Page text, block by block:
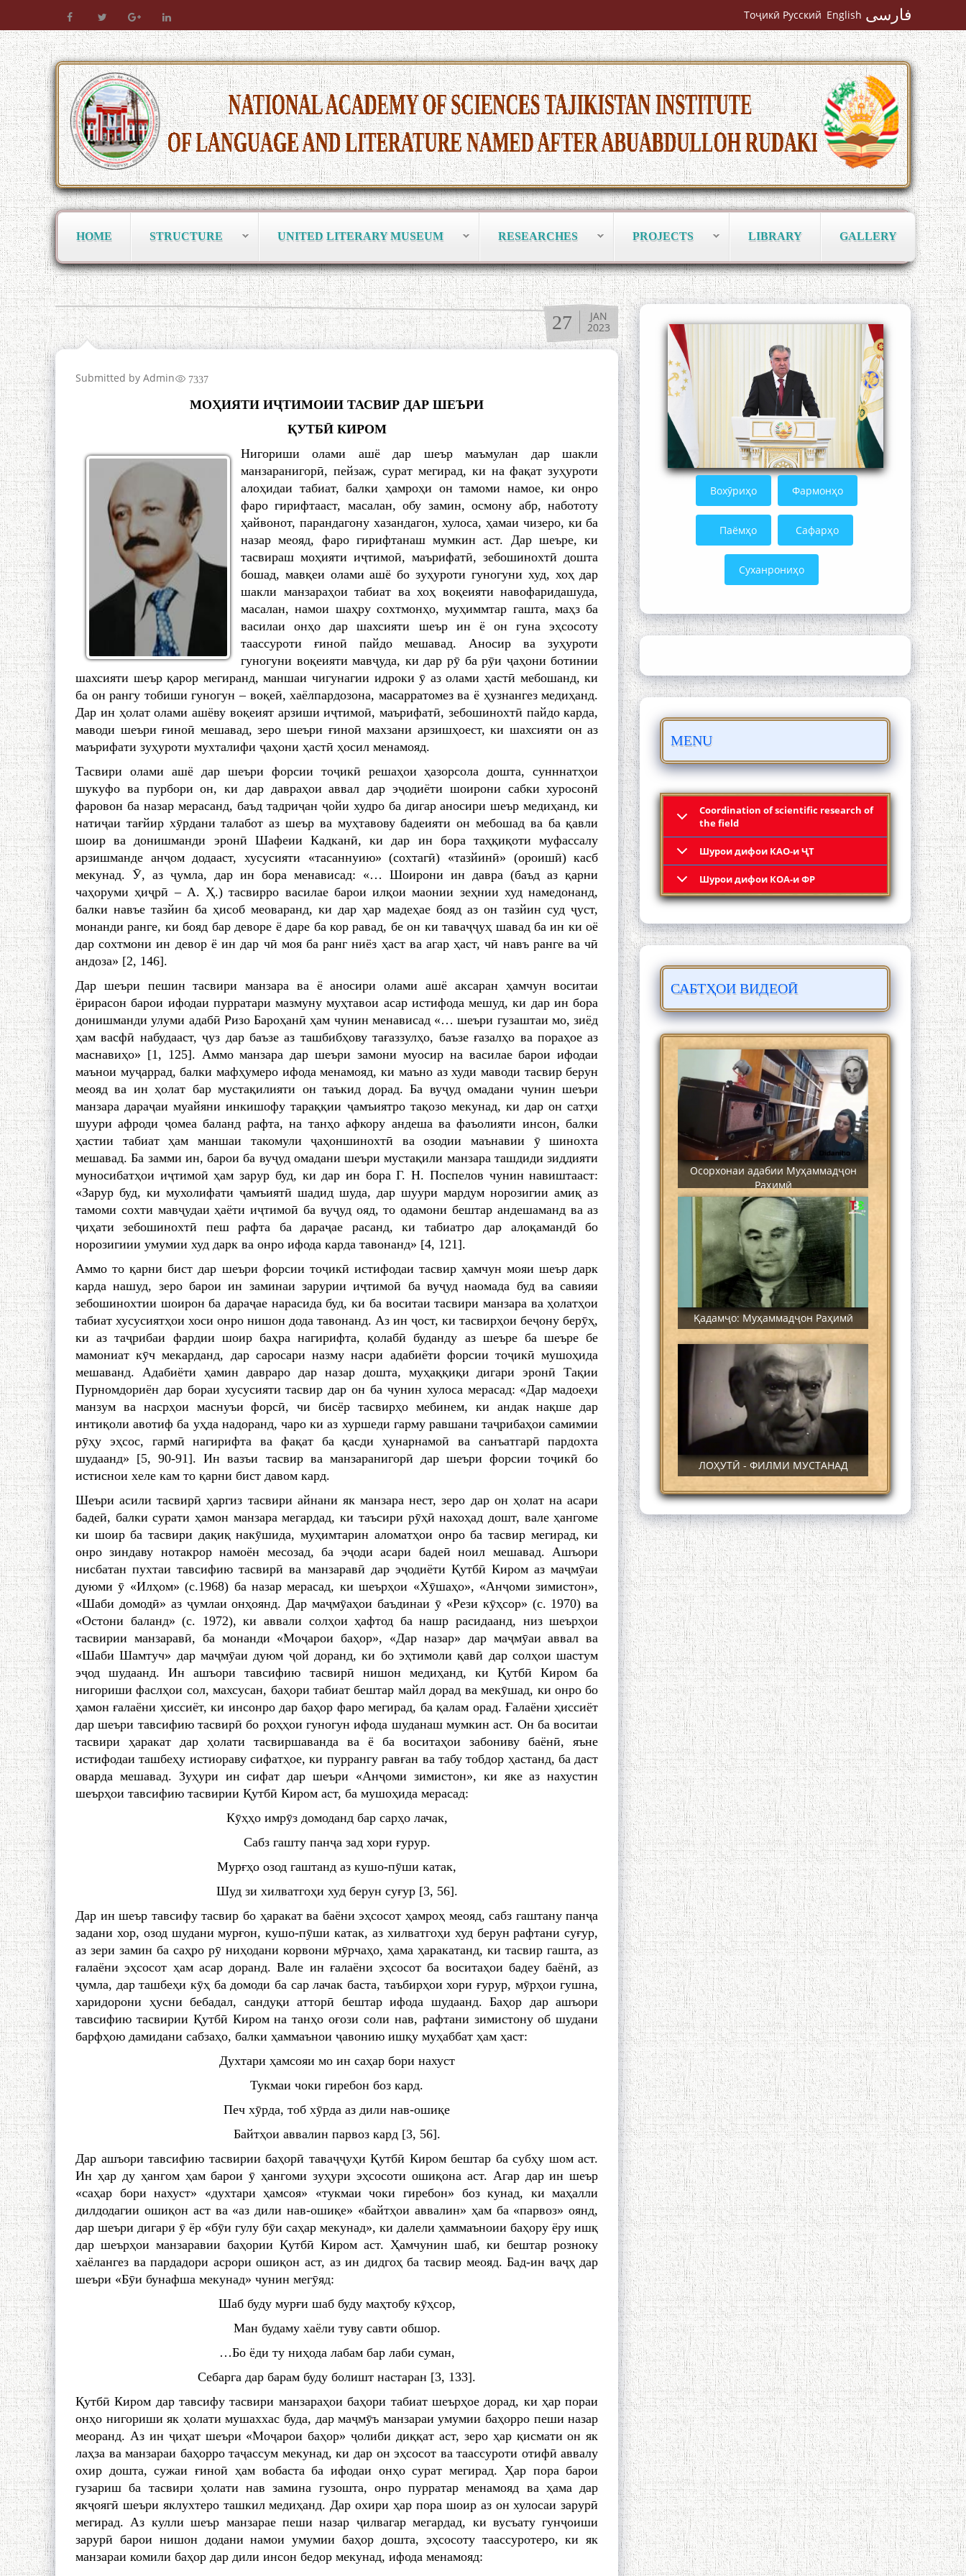
Тоҷикӣ Русский English فارسی
HOME STRUCTURE UNITED LITERARY MUSEUM RESEARCHES PROJECTS LIBRARY GALLERY
27
JAN
2023
Submitted by Admin 7337
МОҲИЯТИ ИҶТИМОИИ ТАСВИР ДАР ШЕЪРИ
ҚУТБӢ КИРОМ
Нигориши олами ашё дар шеър маъмулан дар шакли
манзаранигорӣ, пейзаж, сурат мегирад, ки на фақат зуҳуроти
алоҳидаи табиат, балки ҳамроҳи он тамоми намое, ки онро
фаро гирифтааст, масалан, обу замин, осмону абр, набототу
ҳайвонот, парандагону хазандагон, хулоса, ҳамаи чизеро, ки ба
назар меояд, фаро гирифтанаш мумкин аст. Дар шеъре, ки
тасвираш моҳияти иҷтимоӣ, маърифатӣ, зебошинохтӣ дошта
бошад, мавқеи олами ашё бо зуҳуроти гуногуни худ, хоҳ дар
шакли манзараҳои табиат ва хоҳ воқеияти навофаридашуда,
масалан, намои шаҳру сохтмонҳо, муҳиммтар гашта, маҳз ба
василаи онҳо дар шахсияти шеър ин ё он гуна эҳсосоту
таассуроти ғиноӣ пайдо мешавад. Аносир ва зуҳуроти
гуногуни воқеияти мавҷуда, ки дар рӯ ба рӯи ҷаҳони ботинии
шахсияти шеър қарор мегиранд, маншаи чигунагии идроки ӯ аз олами ҳастӣ мебошанд, ки
ба он рангу тобиши гуногун – воқеӣ, хаёлпардозона, масарратомез ва ё ҳузнангез медиҳанд.
Дар ин ҳолат олами ашёву воқеият арзиши иҷтимоӣ, маърифатӣ, зебошинохтӣ пайдо карда,
маводи шеъри ғиноӣ мешавад, зеро шеъри ғиноӣ махзани арзишҳоест, ки шахсияти он аз
маърифати зуҳуроти мухталифи ҷаҳони ҳастӣ ҳосил менамояд.
Тасвири олами ашё дар шеъри форсии тоҷикӣ решаҳои ҳазорсола дошта, сунннатҳои
шукуфо ва пурбори он, ки дар давраҳои аввал дар эҷодиёти шоирони сабки хуросонӣ
фаровон ба назар мерасанд, баъд тадриҷан ҷойи худро ба дигар аносири шеър медиҳанд, ки
натиҷаи тағйир хӯрдани талабот аз шеър ва муҳтавову бадеияти он мебошад ва ба қавли
шоир ва донишманди эронӣ Шафеии Кадканӣ, ки дар ин бора таҳқиқоти муфассалу
арзишманде анҷом додааст, хусусияти «тасаннуию» (сохтагӣ) «тазйинӣ» (ороишӣ) касб
мекунад. Ӯ, аз ҷумла, дар ин бора менависад: «… Шоирони ин давра (баъд аз қарни
чаҳоруми ҳиҷрӣ – А. Ҳ.) тасвирро василае барои илқои маонии зеҳнии худ намедонанд,
балки навъе тазйин ба ҳисоб меоваранд, ки дар ҳар мадеҳае бояд аз он тазйин суд ҷуст,
монанди ранге, ки бояд бар деворе ё даре ба кор равад, бе он ки таваҷҷуҳ шавад ба ин ки оё
дар сохтмони ин девор ё ин дар чӣ моя ба ранг ниёз ҳаст ва агар ҳаст, чӣ навъ ранге ва чӣ
андоза» [2, 146].
Дар шеъри пешин тасвири манзара ва ё аносири олами ашё аксаран ҳамчун воситаи
ёрирасон барои ифодаи пурратари мазмуну муҳтавои асар истифода мешуд, ки дар ин бора
донишманди улуми адабӣ Ризо Бароҳанӣ ҳам чунин менависад «… шеъри гузаштаи мо, зиёд
ҳам васфӣ набудааст, ҷуз дар баъзе аз ташбибҳову тағаззулҳо, баъзе ғазалҳо ва пораҳое аз
маснавиҳо» [1, 125]. Аммо манзара дар шеъри замони муосир на василае барои ифодаи
маънои муҷаррад, балки мафҳумеро ифода менамояд, ки маъно аз худи маводи тасвир берун
меояд ва ин ҳолат бар мустақилияти он таъкид дорад. Ба вуҷуд омадани чунин шеъри
манзара дараҷаи муайяни инкишофу тараққии ҷамъиятро тақозо мекунад, ки дар он сатҳи
шуури афроди ҷомеа баланд рафта, на танҳо афкору андеша ва фаъолияти инсон, балки
ҳастии табиат ҳам маншаи такомули ҷаҳоншинохтӣ ва озодии маънавии ӯ шинохта
мешавад. Ба замми ин, барои ба вуҷуд омадани шеъри мустақили манзара ташдиди зиддияти
муносибатҳои иҷтимоӣ ҳам зарур буд, ки дар ин бора Г. Н. Поспелов чунин навиштааст:
«Зарур буд, ки мухолифати ҷамъиятӣ шадид шуда, дар шуури мардум норозигии амиқ аз
тамоми сохти мавҷудаи ҳаёти иҷтимоӣ ба вуҷуд ояд, то одамони бештар андешаманд ва аз
ҷиҳати зебошинохтӣ пеш рафта ба дараҷае расанд, ки табиатро дар алоқамандӣ бо
норозигиии умумии худ дарк ва онро ифода карда тавонанд» [4, 121].
Аммо то қарни бист дар шеъри форсии тоҷикӣ истифодаи тасвир ҳамчун мояи шеър дарк
карда нашуд, зеро барои ин заминаи зарурии иҷтимоӣ ба вуҷуд наомада буд ва савияи
зебошинохтии шоирон ба дараҷае нарасида буд, ки ба воситаи тасвири манзара ва ҳолатҳои
табиат хусусиятҳои хоси онро нишон дода тавонанд. Аз ин ҷост, ки тасвирҳои беҷону берӯҳ,
ки аз таҷрибаи фардии шоир баҳра нагирифта, қолабӣ буданду аз шеъре ба шеъре бе
мамониат кӯч мекарданд, дар саросари назму насри адабиёти форсии тоҷикӣ мушоҳида
мешаванд. Адабиёти ҳамин давраро дар назар дошта, муҳаққиқи дигари эронӣ Тақии
Пурномдориён дар бораи хусусияти тасвир дар он ба чунин хулоса мерасад: «Дар мадоеҳи
манзум ва насрҳои маснуъи форсӣ, чи бисёр тасвирҳо мебинем, ки андак нақше дар
интиқоли авотиф ба уҳда надоранд, чаро ки аз хуршеди гарму равшани таҷрибаҳои самимии
рӯҳу эҳсос, гармӣ нагирифта ва фақат ба қасди ҳунарнамоӣ ва санъатгарӣ пардохта
шудаанд» [5, 90-91]. Ин вазъи тасвир ва манзаранигорӣ дар шеъри форсии тоҷикӣ бо
истиснои хеле кам то қарни бист давом кард.
Шеъри асили тасвирӣ ҳаргиз тасвири айнани як манзара нест, зеро дар он ҳолат на асари
бадеӣ, балки сурати ҳамон манзара мегардад, ки таъсири рӯҳӣ нахоҳад дошт, вале ҳангоме
ки шоир ба тасвири дақиқ накӯшида, муҳимтарин аломатҳои онро ба тасвир мегирад, ки
онро зиндаву нотакрор намоён месозад, ба эҷоди асари бадеӣ ноил мешавад. Ашъори
нисбатан пухтаи тавсифию тасвирӣ ва манзаравӣ дар эҷодиёти Қутбӣ Киром аз маҷмӯаи
дуюми ӯ «Илҳом» (с.1968) ба назар мерасад, ки шеърҳои «Хӯшаҳо», «Анҷоми зимистон»,
«Шаби домодӣ» аз ҷумлаи онҳоянд. Дар маҷмӯаҳои баъдинаи ӯ «Рези кӯҳсор» (с. 1970) ва
«Остони баланд» (с. 1972), ки аввали солҳои ҳафтод ба нашр расидаанд, низ шеърҳои
тасвирии манзаравӣ, ба монанди «Моҷарои баҳор», «Дар назар» дар маҷмӯаи аввал ва
«Шаби Шамтуч» дар маҷмӯаи дуюм ҷой доранд, ки бо эҳтимоли қавӣ дар солҳои шастум
эҷод шудаанд. Ин ашъори тавсифию тасвирӣ нишон медиҳанд, ки Қутбӣ Киром ба
нигориши фаслҳои сол, махсусан, баҳори табиат бештар майл дорад ва мекӯшад, ки онро бо
ҳамон ғалаёни ҳиссиёт, ки инсонро дар баҳор фаро мегирад, ба қалам орад. Ғалаёни ҳиссиёт
дар шеъри тавсифию тасвирӣ бо роҳҳои гуногун ифода шуданаш мумкин аст. Он ба воситаи
тасвири ҳаракат дар ҳолати тасвиршаванда ва ё ба воситаҳои забониву баёнӣ, яъне
истифодаи ташбеҳу истиораву сифатҳое, ки пуррангу равған ва табу тобдор ҳастанд, ба даст
оварда мешавад. Зуҳури ин сифат дар шеъри «Анҷоми зимистон», ки яке аз нахустин
шеърҳои тавсифию тасвирии Қутбӣ Киром аст, ба мушоҳида мерасад:
Кӯҳҳо имрӯз домоданд бар сарҳо лачак,
Сабз гашту панҷа зад хори ғурур.
Мурғҳо озод гаштанд аз кушо-пӯши катак,
Шуд зи хилватгоҳи худ берун суғур [3, 56].
Дар ин шеър тавсифу тасвир бо ҳаракат ва баёни эҳсосот ҳамроҳ меояд, сабз гаштану панҷа
задани хор, озод шудани мурғон, кушо-пӯши катак, аз хилватгоҳи худ берун рафтани суғур,
аз зери замин ба саҳро рӯ ниҳодани корвони мӯрчаҳо, ҳама ҳаракатанд, ки тасвир гашта, аз
ғалаёни эҳсосот ҳам асар доранд. Вале ин ғалаёни эҳсосот ба воситаҳои бадеу баёнӣ, аз
ҷумла, дар ташбеҳи кӯҳ ба домоди ба сар лачак баста, таъбирҳои хори ғурур, мӯрҳои гушна,
харидорони ҳусни бебадал, сандуқи атторӣ бештар ифода шудаанд. Баҳор дар ашъори
тавсифию тасвирии Қутбӣ Киром на танҳо оғози соли нав, рафтани зимистону об шудани
барфҳою дамидани сабзаҳо, балки ҳаммаънои ҷавонию ишқу муҳаббат ҳам ҳаст:
Духтари ҳамсояи мо ин саҳар бори нахуст
Тукмаи чоки гиребон боз кард.
Печ хӯрда, тоб хӯрда аз дили нав-ошиқе
Байтҳои аввалин парвоз кард [3, 56].
Дар ашъори тавсифию тасвирии баҳорӣ таваҷҷуҳи Қутбӣ Киром бештар ба субҳу шом аст.
Ин ҳар ду ҳангом ҳам барои ӯ ҳангоми зуҳури эҳсосоти ошиқона аст. Агар дар ин шеър
«саҳар бори нахуст» «духтари ҳамсоя» «тукмаи чоки гиребон» боз кунад, ки маҳалли
дилдодагии ошиқон аст ва «аз дили нав-ошиқе» «байтҳои аввалин» ҳам ба «парвоз» оянд,
дар шеъри дигари ӯ ёр «бӯи гулу бӯи саҳар мекунад», ки далели ҳаммаъноии баҳору ёру ишқ
дар шеърҳои манзаравии баҳории Қутбӣ Киром аст. Ҳамчунин шаб, ки бештар розноку
хаёлангез ва пардадори асрори ошиқон аст, аз ин дидгоҳ ба тасвир меояд. Бад-ин ваҷҳ дар
шеъри «Бӯи бунафша мекунад» чунин мегӯяд:
Шаб буду мурғи шаб буду маҳтобу кӯҳсор,
Ман будаму хаёли туву савти обшор.
…Бо ёди ту ниҳода лабам бар лаби суман,
Себарга дар барам буду болишт настаран [3, 133].
Қутбӣ Киром дар тавсифу тасвири манзараҳои баҳори табиат шеърҳое дорад, ки ҳар пораи
онҳо нигориши як ҳолати мушаххас буда, дар маҷмӯъ манзараи умумии баҳорро пеши назар
меоранд. Аз ин ҷиҳат шеъри «Моҷарои баҳор» ҷолиби диққат аст, зеро ҳар қисмати он як
лаҳза ва манзараи баҳорро таҷассум мекунад, ки дар он эҳсосот ва таассуроти отифӣ аввалу
охир дошта, сужаи ғиноӣ ҳам вобаста ба ифодаи онҳо сурат мегирад. Ҳар пора барои
гузариш ба тасвири ҳолати нав замина гузошта, онро пурратар менамояд ва ҳама дар
якҷоягӣ шеъри яклухтеро ташкил медиҳанд. Дар охири ҳар пора шоир аз он хулосаи зарурӣ
мегирад. Аз кулли шеър манзарае пеши назар ҷилвагар мегардад, ки вусъату гунҷоиши
зарурӣ барои нишон додани намои умумии баҳор дошта, эҳсосоту таассуротеро, ки як
манзараи комили баҳор дар дили инсон бедор мекунад, ифода менамояд:
Вохӯриҳо Фармонҳо
Паёмҳо Сафарҳо
Суханрониҳо
MENU
Coordination of scientific research of
the field
Шурои дифои КАО-и ҶТ
Шурои дифои КОА-и ФР
САБТҲОИ ВИДЕОӢ
Сухбати навқаламон бо Муъмин
Қаноат\Meeting of young talents with
Mumyin Kanoat
The Persian Gulf Beautiful poetry from
Устод Мумин Қаноат (Ustod Mumin
name of the Persian Gulf
Сайри Дарвоз бо Мӯъмин Қаноат:
Чанор ҳам "гап" мезанад
ШАРҲИ МУЛОҚОТ БО АҲЛИ ИЛМ ВА
ИЛМҲОИ ТОҶИКИСТОН
ОСОРХОНАИ МӮЪМИН ҚАНОАТ
СОХТА ШУД!
Кадамчо Худои Шарифзода
Сайре дар Осорхона Муҳаммадҷон
Раҳимӣ
Осорхонаи адабии Муҳаммадҷон
Раҳимӣ
Қадамҷо: Муҳаммадҷон Раҳимӣ
ЛОҲУТӢ - ФИЛМИ МУСТАНАД
Қадамҷо - Лоҳутӣ
4-уми декабр- зодрӯзи шоири
абадзинда Абулқосим Лоҳутӣ
АБУЛҚОСИМ ЛОҲУТӢ / ABULQOSIM
LOHUTY/
Что знают в Ташкенте о Мирзо
Турсунзаде, чьим именем назвали
станцию метро?
Осорхонаи Мирзо Турсунзода
Каратог
110 солагии шоири халқии
Тоҷикистон Мирзо Турсунзода / Mirzo
Tursunzoda
ЧЕХРАХОИ АСЛИИ МИРЗО
ТУРСУНЗОДА